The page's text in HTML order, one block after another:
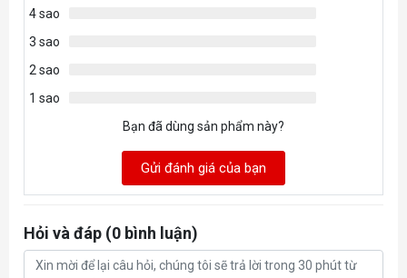
4 sao
3 sao
2 sao
1 sao
Bạn đã dùng sản phẩm này?
Gửi đánh giá của bạn
Hỏi và đáp (0 bình luận)